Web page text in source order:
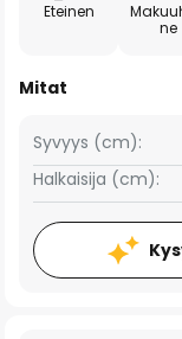
Eteinen
ne
Mitat
Syvyys (cm):
Halkaisija (cm):